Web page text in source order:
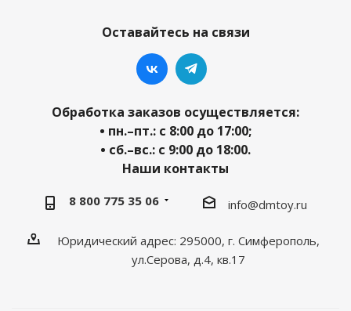
Оставайтесь на связи
Обработка заказов осуществляется:
• пн.–пт.: с 8:00 до 17:00;
• сб.–вс.: с 9:00 до 18:00.
Наши контакты
8 800 775 35 06 info@dmtoy.ru
Юридический адрес: 295000, г. Симферополь,
ул.Серова, д.4, кв.17